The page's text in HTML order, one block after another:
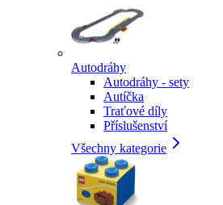
Autodráhy
Autodráhy - sety
Autíčka
Traťové díly
Příslušenství
Všechny kategorie